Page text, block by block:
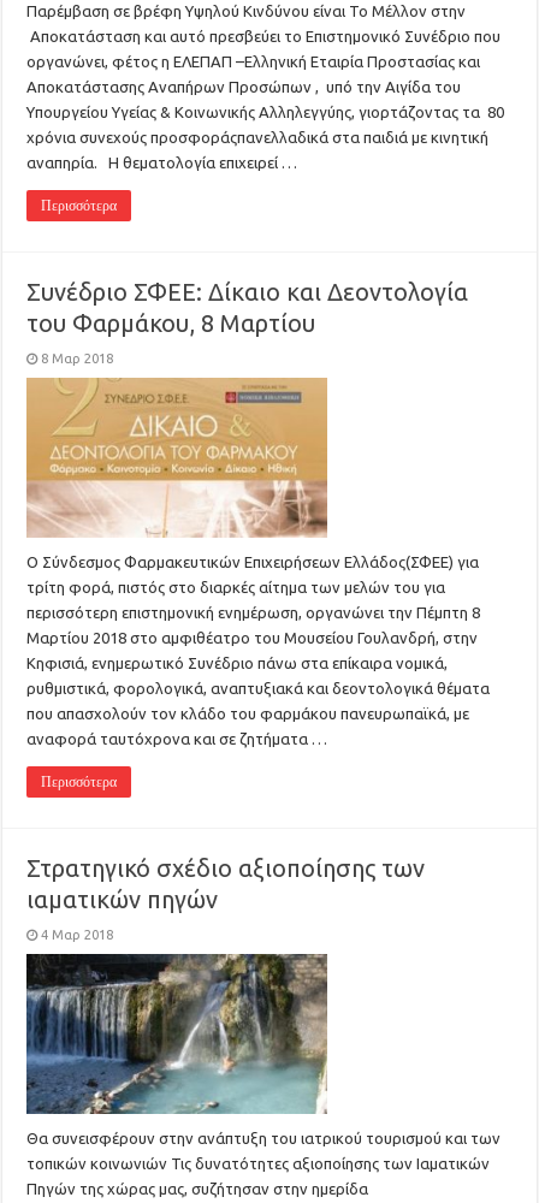
Παρέμβαση σε βρέφη Υψηλού Κινδύνου είναι Το Μέλλον στην
Αποκατάσταση και αυτό πρεσβεύει το Επιστημονικό Συνέδριο που
οργανώνει, φέτος η ΕΛΕΠΑΠ –Ελληνική Εταιρία Προστασίας και
Αποκατάστασης Αναπήρων Προσώπων , υπό την Αιγίδα του
Υπουργείου Υγείας & Κοινωνικής Αλληλεγγύης, γιορτάζοντας τα 80
χρόνια συνεχούς προσφοράςπανελλαδικά στα παιδιά με κινητική
αναπηρία. Η θεματολογία επιχειρεί …
Περισσότερα
Συνέδριο ΣΦΕΕ: Δίκαιο και Δεοντολογία
του Φαρμάκου, 8 Μαρτίου
8 Μαρ 2018
Ο Σύνδεσμος Φαρμακευτικών Επιχειρήσεων Ελλάδος(ΣΦΕΕ) για
τρίτη φορά, πιστός στο διαρκές αίτημα των μελών του για
περισσότερη επιστημονική ενημέρωση, οργανώνει την Πέμπτη 8
Μαρτίου 2018 στο αμφιθέατρο του Μουσείου Γουλανδρή, στην
Κηφισιά, ενημερωτικό Συνέδριο πάνω στα επίκαιρα νομικά,
ρυθμιστικά, φορολογικά, αναπτυξιακά και δεοντολογικά θέματα
που απασχολούν τον κλάδο του φαρμάκου πανευρωπαϊκά, με
αναφορά ταυτόχρονα και σε ζητήματα …
Περισσότερα
Στρατηγικό σχέδιο αξιοποίησης των
ιαματικών πηγών
4 Μαρ 2018
Θα συνεισφέρουν στην ανάπτυξη του ιατρικού τουρισμού και των
τοπικών κοινωνιών Τις δυνατότητες αξιοποίησης των Ιαματικών
Πηγών της χώρας μας, συζήτησαν στην ημερίδα